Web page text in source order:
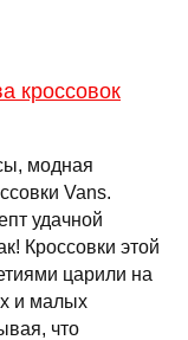
кроссовок
модная
Vans.
удачной
Кроссовки этой
царили на
и малых
что